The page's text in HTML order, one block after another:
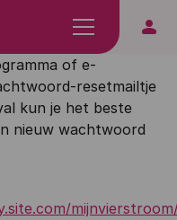
person
of e-
resetmailtje
kun je het beste
nieuw wachtwoord